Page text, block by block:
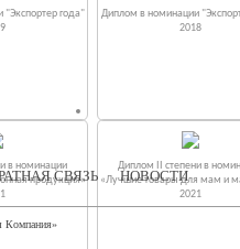
года"
Диплом в номинации
2018
в номинации
продукция»
Диплом II степени в
«Лучшие товары для мам и
2021
СВЯЗЬ НОВОСТИ
Компания»